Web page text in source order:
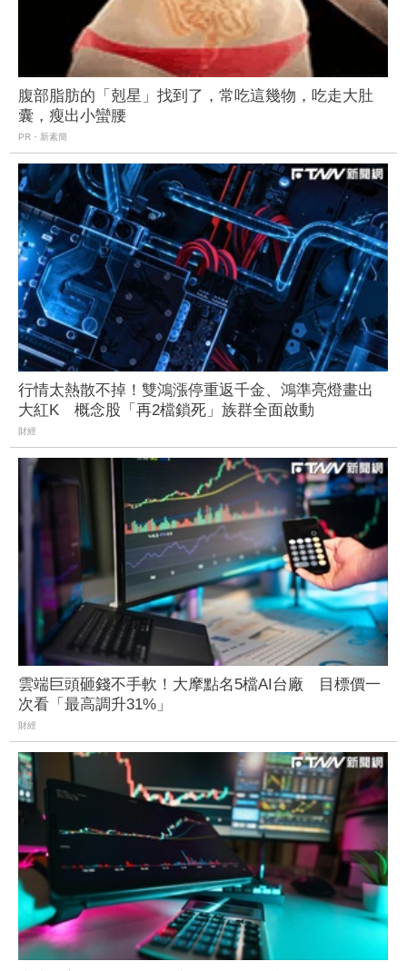
腹部脂肪的「剋星」找到了，常吃這幾物，吃走大肚
囊，瘦出小蠻腰
PR・新素簡
行情太熱散不掉！雙鴻漲停重返千金、鴻準亮燈畫出
大紅K 概念股「再2檔鎖死」族群全面啟動
財經
雲端巨頭砸錢不手軟！大摩點名5檔AI台廠 目標價一
次看「最高調升31%」
財經